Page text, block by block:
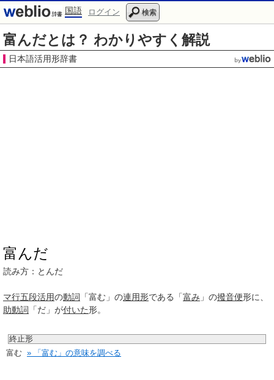
国語 ログイン 検索
富んだとは？ わかりやすく解説
日本語活用形辞書
富んだ
読み方：とんだ
マ行五段活用の動詞 「富む」の連用形である「富み 」の撥音便形に、
助動詞 「だ」が付いた形。
終止形
富む » 「富む」の意味を調べる